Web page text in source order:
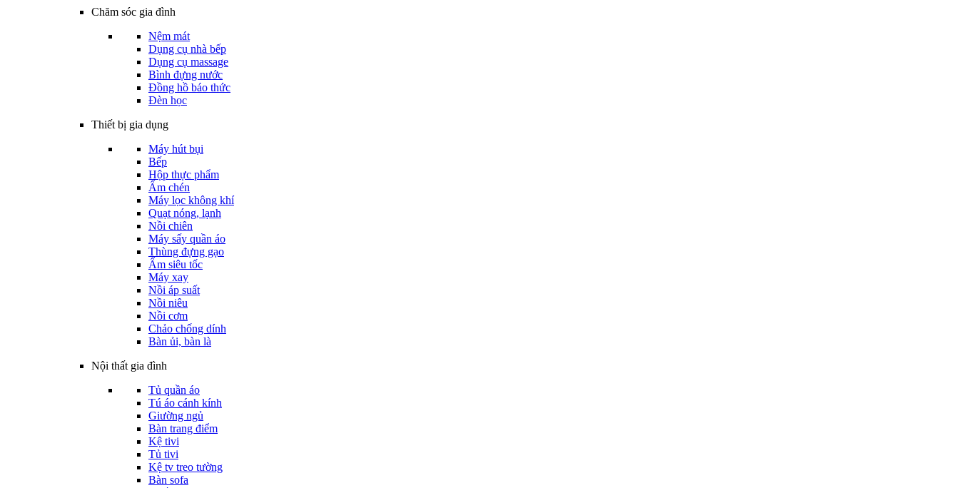
Chăm sóc gia đình
Nệm mát
Dụng cụ nhà bếp
Dụng cụ massage
Bình đựng nước
Đồng hồ báo thức
Đèn học
Thiết bị gia dụng
Máy hút bụi
Bếp
Hộp thực phẩm
Ấm chén
Máy lọc không khí
Quạt nóng, lạnh
Nồi chiên
Máy sấy quần áo
Thùng đựng gạo
Ấm siêu tốc
Máy xay
Nồi áp suất
Nồi niêu
Nồi cơm
Chảo chống dính
Bàn ủi, bàn là
Nội thất gia đình
Tủ quần áo
Tú áo cánh kính
Giường ngủ
Bàn trang điểm
Kệ tivi
Tủ tivi
Kệ tv treo tường
Bàn sofa